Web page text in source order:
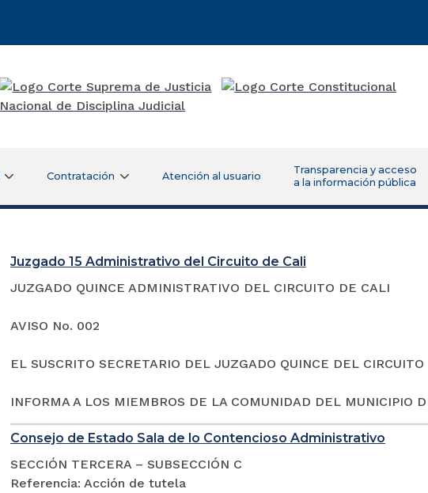
Contratación Atención al usuario
Transparencia y acceso
a la información pública
Juzgado 15 Administrativo del Circuito de Cali
JUZGADO QUINCE ADMINISTRATIVO DEL CIRCUITO DE CALI
AVISO No. 002
EL SUSCRITO SECRETARIO DEL JUZGADO QUINCE DEL
INFORMA A LOS MIEMBROS DE LA COMUNIDAD DEL MUNICIPIO
Consejo de Estado Sala de lo Contencioso Administrativo
SECCIÓN TERCERA – SUBSECCIÓN C
Referencia: Acción de tutela